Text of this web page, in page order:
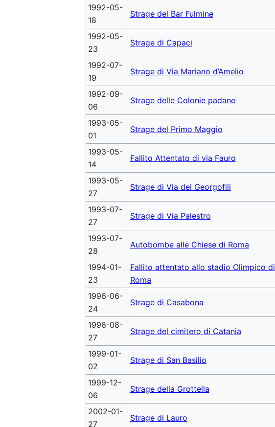
1992-05-
18
Strage del Bar Fulmine
1992-05-
23
Strage di Capaci
1992-07-
19
Strage di Via Mariano d’Amelio
1992-09-
06
Strage delle Colonie padane
1993-05-
01
Strage del Primo Maggio
1993-05-
14
Fallito Attentato di via Fauro
1993-05-
27
Strage di Via dei Georgofili
1993-07-
27
Strage di Via Palestro
1993-07-
28
Autobombe alle Chiese di Roma
1994-01-
23
Fallito attentato allo stadio Olimpico di
Roma
1996-06-
24
Strage di Casabona
1996-08-
27
Strage del cimitero di Catania
1999-01-
02
Strage di San Basilio
1999-12-
06
Strage della Grottella
2002-01-
27
Strage di Lauro